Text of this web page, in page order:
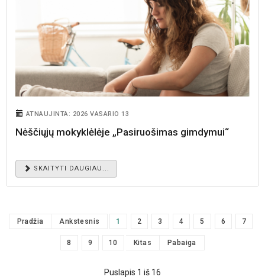
ATNAUJINTA: 2026 VASARIO 13
Nėščiųjų mokyklėlėje „Pasiruošimas gimdymui“
SKAITYTI DAUGIAU...
Pradžia Ankstesnis 1 2 3 4 5 6 7
8 9 10 Kitas Pabaiga
Puslapis 1 iš 16